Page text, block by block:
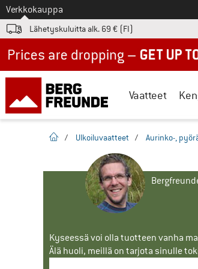
Tästä siirtyäksesi
Verkkokauppa
Lähetyskuluitta alk. 69 € (FI)
Vaatteet
Kotisivu
/ Ulkoiluvaatteet / Aurinko-,
Kyseessä voi olla tuotteen vanha
Älä huoli, meillä on tarjota sinulle